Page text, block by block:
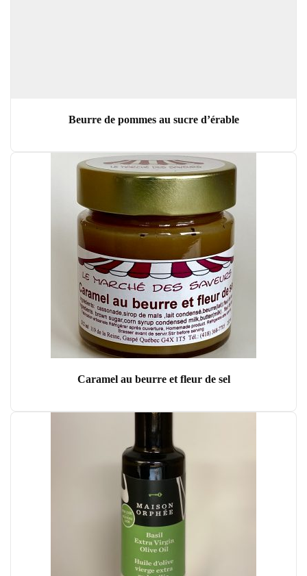
Beurre de pommes au sucre d’érable
Caramel au beurre et fleur de sel